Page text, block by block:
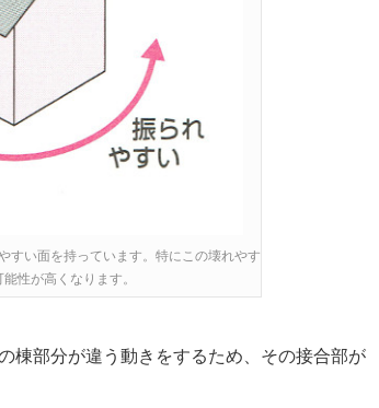
すい面を持っています。特にこの壊れやす
性が高くなります。
棟部分が違う動きをするため、その接合部が